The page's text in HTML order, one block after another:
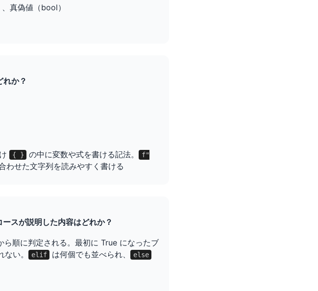
真偽値（bool）
か？
{ } の中に変数や式を書ける記法。 f"
わせた文字列を読みやすく書ける
スが説明した内容はどれか？
順に判定される。最初に True になったブ
い。
elif は何個でも並べられ、 else